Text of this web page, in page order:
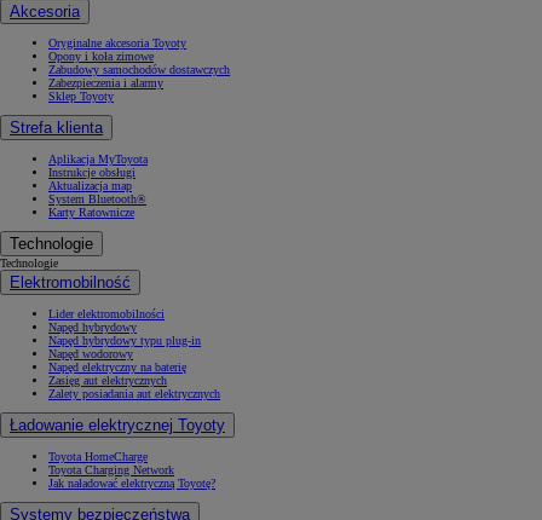
Akcesoria
Oryginalne akcesoria Toyoty
Opony i koła zimowe
Zabudowy samochodów dostawczych
Zabezpieczenia i alarmy
Sklep Toyoty
Strefa klienta
Aplikacja MyToyota
Instrukcje obsługi
Aktualizacja map
System Bluetooth®
Karty Ratownicze
Technologie
Technologie
Elektromobilność
Lider elektromobilności
Napęd hybrydowy
Napęd hybrydowy typu plug-in
Napęd wodorowy
Napęd elektryczny na baterię
Zasięg aut elektrycznych
Zalety posiadania aut elektrycznych
Ładowanie elektrycznej Toyoty
Toyota HomeCharge
Toyota Charging Network
Jak naładować elektryczną Toyotę?
Systemy bezpieczeństwa